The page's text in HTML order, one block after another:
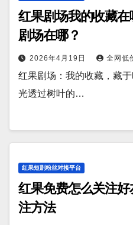
红果剧场我的收藏
剧场在哪？
2026年4月19日 全网低
红果剧场：我的收藏，藏
光透过树叶的…
红果短剧粉丝对接平台
红果免费怎么关注
注方法